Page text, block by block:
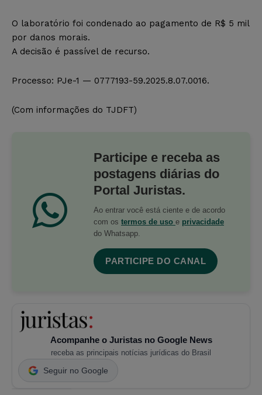
O laboratório foi condenado ao pagamento de R$ 5 mil
por danos morais.
A decisão é passível de recurso.
Processo: PJe-1 — 0777193-59.2025.8.07.0016.
(Com informações do TJDFT)
Participe e receba as
postagens diárias do
Portal Juristas.
Ao entrar você está ciente e de acordo
com os termos de uso e privacidade
do Whatsapp.
PARTICIPE DO CANAL
Acompanhe o Juristas no Google News
receba as principais notícias jurídicas do Brasil
Seguir no Google